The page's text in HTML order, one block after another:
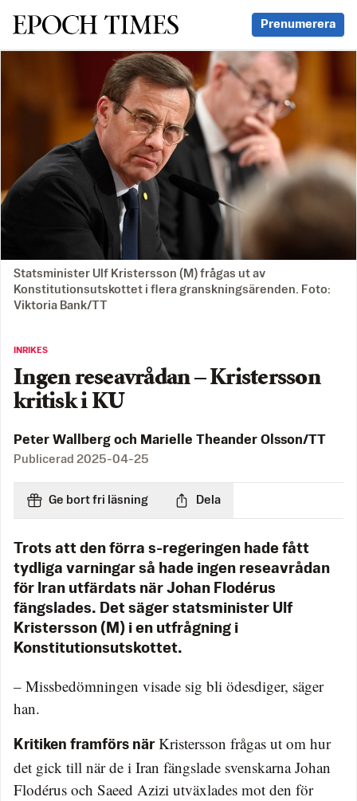
Svenska Epoch Times Prenumerera
Statsminister Ulf Kristersson (M) frågas ut av
Konstitutionsutskottet i flera granskningsärenden. Foto:
Viktoria Bank/TT
INRIKES
Ingen reseavrådan – Kristersson
kritisk i KU
Peter Wallberg och Marielle Theander Olsson/TT
Publicerad 2025-04-25
Ge bort fri läsning Dela
Trots att den förra s-regeringen hade fått
tydliga varningar så hade ingen reseavrådan
för Iran utfärdats när Johan Flodérus
fängslades. Det säger statsminister Ulf
Kristersson (M) i en utfrågning i
Konstitutionsutskottet.
– Missbedömningen visade sig bli ödesdiger, säger
han.
Kritiken framförs när Kristersson frågas ut om hur
det gick till när de i Iran fängslade svenskarna Johan
Flodérus och Saeed Azizi utväxlades mot den för